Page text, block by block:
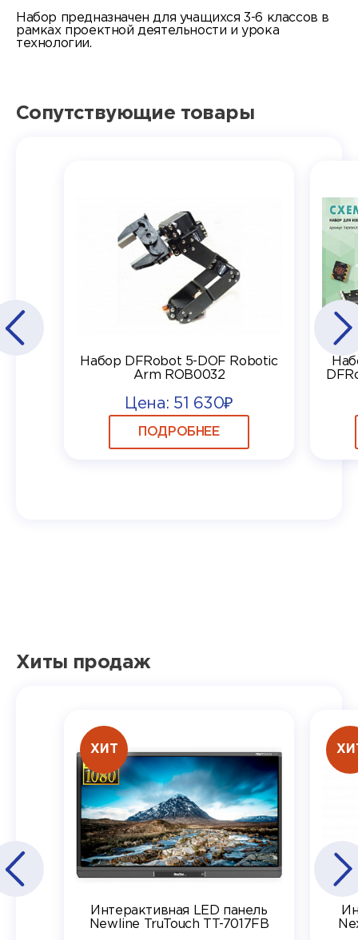
Набор предназначен для учащихся 3-6 классов в
рамках проектной деятельности и урока
технологии.
Сопутствующие товары
Набор DFRobot 5-DOF Robotic
Arm ROB0032
Цена: 51 630₽
ПОДРОБНЕЕ
Хиты продаж
ХИТ
Интерактивная LED панель
Newline TruTouch TT-7017FB